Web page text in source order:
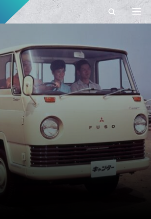
ΜΕ
EUROPE
το αίτημά σας
αυτή τη φόρμα